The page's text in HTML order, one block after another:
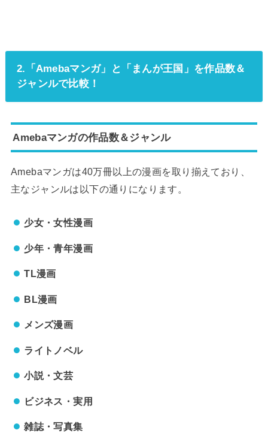
2.「Amebaマンガ」と「まんが王国」を作品数＆
ジャンルで比較！
Amebaマンガの作品数＆ジャンル
Amebaマンガは40万冊以上の漫画を取り揃えており、
主なジャンルは以下の通りになります。
少女・女性漫画
少年・青年漫画
TL漫画
BL漫画
メンズ漫画
ライトノベル
小説・文芸
ビジネス・実用
雑誌・写真集